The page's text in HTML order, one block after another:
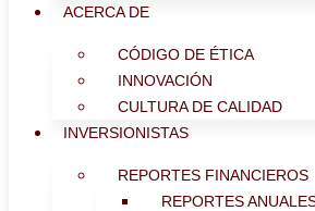
ACERCA DE
CÓDIGO DE ÉTICA
INNOVACIÓN
CULTURA DE CALIDAD
INVERSIONISTAS
REPORTES FINANCIEROS
REPORTES